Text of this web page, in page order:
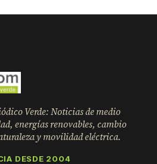
Verde: Noticias de medio
energías renovables, cambio
y movilidad eléctrica.
DESDE 2004